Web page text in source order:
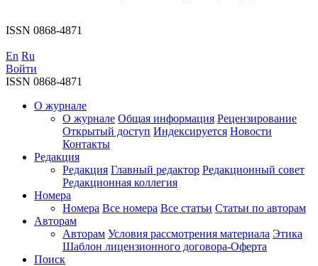
ISSN 0868-4871
En Ru
Войти
ISSN 0868-4871
О журнале
О журнале Общая информация Рецензирование
Открытый доступ Индексируется Новости
Контакты
Редакция
Редакция Главный редактор Редакционный совет
Редакционная коллегия
Номера
Номера Все номера Все статьи Статьи по авторам
Авторам
Авторам Условия рассмотрения материала Этика
Шаблон лицензионного договора-Оферта
Поиск